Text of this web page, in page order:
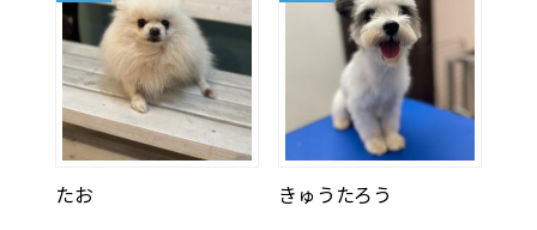
たお きゅうたろう